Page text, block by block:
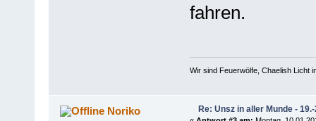
fahren.
Wir sind Feuerwölfe, Chaelish Licht
Noriko Re: Unsz in aller Munde -